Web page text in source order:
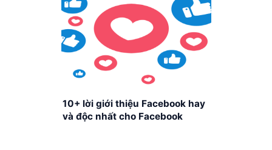
10+ lời giới thiệu Facebook hay
và độc nhất cho Facebook